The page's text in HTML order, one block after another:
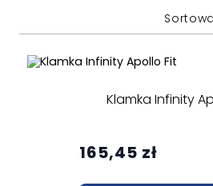
Klamka Infinity
165,45 zł